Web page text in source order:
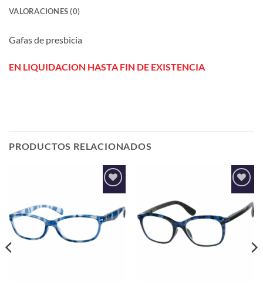
VALORACIONES (0)
Gafas de presbicia
EN LIQUIDACION HASTA FIN DE EXISTENCIA
PRODUCTOS RELACIONADOS
Añadir
lista de
deseos
Añadir
lista de
deseos